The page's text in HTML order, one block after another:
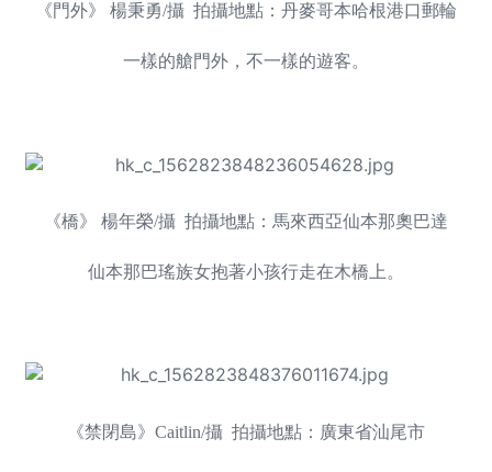
《門外》 楊秉勇/攝 拍攝地點：丹麥哥本哈根港口郵輪
一樣的艙門外，不一樣的遊客。
《橋》 楊年榮/攝 拍攝地點：馬來西亞仙本那奧巴達
仙本那巴瑤族女抱著小孩行走在木橋上。
《禁閉島》Caitlin/攝 拍攝地點：廣東省汕尾市